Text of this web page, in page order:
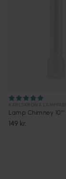
Lamp Chimney
149 kr.